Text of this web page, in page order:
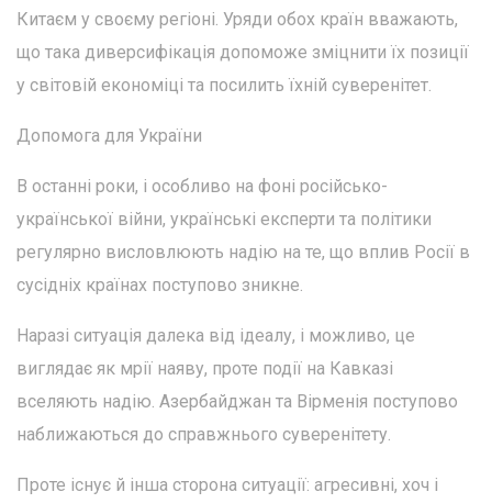
Китаєм у своєму регіоні. Уряди обох країн вважають,
що така диверсифікація допоможе зміцнити їх позиції
у світовій економіці та посилить їхній суверенітет.
Допомога для України
В останні роки, і особливо на фоні російсько-
української війни, українські експерти та політики
регулярно висловлюють надію на те, що вплив Росії в
сусідніх країнах поступово зникне.
Наразі ситуація далека від ідеалу, і можливо, це
виглядає як мрії наяву, проте події на Кавказі
вселяють надію. Азербайджан та Вірменія поступово
наближаються до справжнього суверенітету.
Проте існує й інша сторона ситуації: агресивні, хоч і